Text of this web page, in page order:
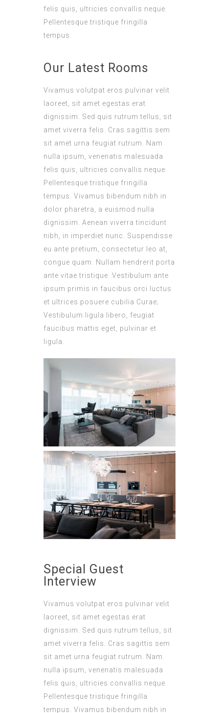
felis quis, ultricies convallis neque.
Pellentesque tristique fringilla
tempus.
Our Latest Rooms
Vivamus volutpat eros pulvinar velit
laoreet, sit amet egestas erat
dignissim. Sed quis rutrum tellus, sit
amet viverra felis. Cras sagittis sem
sit amet urna feugiat rutrum. Nam
nulla ipsum, venenatis malesuada
felis quis, ultricies convallis neque.
Pellentesque tristique fringilla
tempus. Vivamus bibendum nibh in
dolor pharetra, a euismod nulla
dignissim. Aenean viverra tincidunt
nibh, in imperdiet nunc. Suspendisse
eu ante pretium, consectetur leo at,
congue quam. Nullam hendrerit porta
ante vitae tristique. Vestibulum ante
ipsum primis in faucibus orci luctus
et ultrices posuere cubilia Curae;
Vestibulum ligula libero, feugiat
faucibus mattis eget, pulvinar et
ligula.
Special Guest
Interview
Vivamus volutpat eros pulvinar velit
laoreet, sit amet egestas erat
dignissim. Sed quis rutrum tellus, sit
amet viverra felis. Cras sagittis sem
sit amet urna feugiat rutrum. Nam
nulla ipsum, venenatis malesuada
felis quis, ultricies convallis neque.
Pellentesque tristique fringilla
tempus. Vivamus bibendum nibh in